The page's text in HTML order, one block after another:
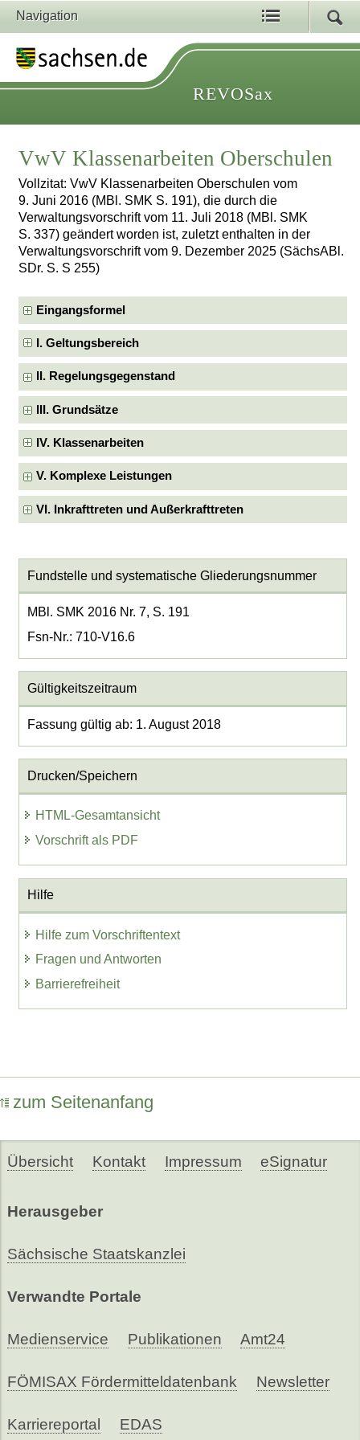
Navigation
REVOSax
VwV Klassenarbeiten Oberschulen
Vollzitat: VwV Klassenarbeiten Oberschulen vom
9. Juni 2016 (MBl. SMK S. 191), die durch die
Verwaltungsvorschrift vom 11. Juli 2018 (MBl. SMK
S. 337) geändert worden ist, zuletzt enthalten in der
Verwaltungsvorschrift vom 9. Dezember 2025 (SächsABl.
SDr. S. S 255)
Eingangsformel
I. Geltungsbereich
II. Regelungsgegenstand
III. Grundsätze
IV. Klassenarbeiten
V. Komplexe Leistungen
VI. Inkrafttreten und Außerkrafttreten
Fundstelle und systematische Gliederungsnummer
MBl. SMK 2016 Nr. 7, S. 191
Fsn-Nr.: 710-V16.6
Gültigkeitszeitraum
Fassung gültig ab: 1. August 2018
Drucken/Speichern
HTML-Gesamtansicht
Vorschrift als PDF
Hilfe
Hilfe zum Vorschriftentext
Fragen und Antworten
Barrierefreiheit
zum Seitenanfang
Übersicht Kontakt Impressum eSignatur
Herausgeber
Sächsische Staatskanzlei
Verwandte Portale
Medienservice Publikationen Amt24
FÖMISAX Fördermitteldatenbank Newsletter
Karriereportal EDAS